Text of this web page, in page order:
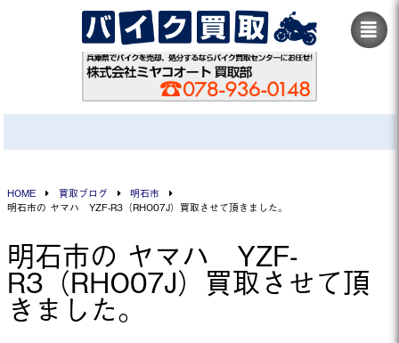
HOME 買取ブログ
明石市
明石市の ヤマハ YZF-R3（RHO07J）買取させて頂きました。
明石市の ヤマハ YZF-
R3（RHO07J）買取させて頂
きました。